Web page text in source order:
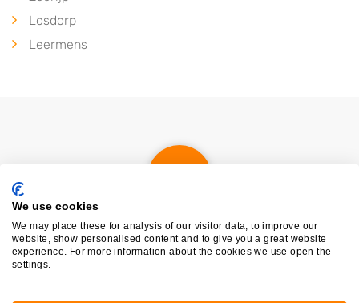
Losdorp
Leermens
Nieuw in Zijldijk
We use cookies
We may place these for analysis of our visitor data, to improve our
website, show personalised content and to give you a great website
experience. For more information about the cookies we use open the
settings.